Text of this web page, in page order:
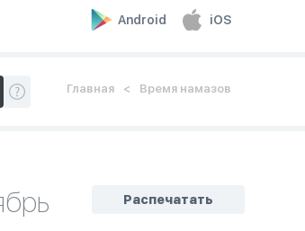
Android iOS
Главная Время намазов
Распечатать